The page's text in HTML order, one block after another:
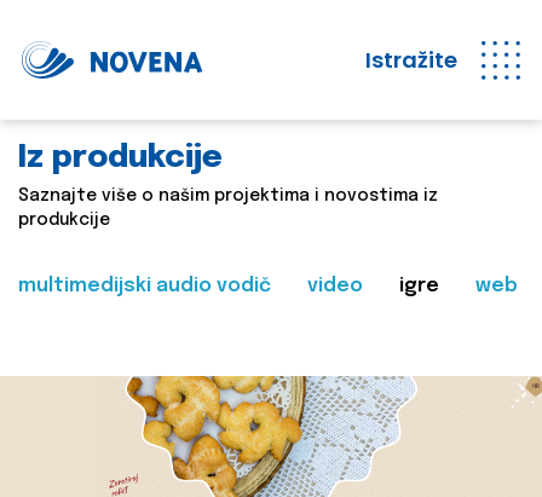
Istražite
Iz produkcije
Saznajte više o našim projektima i novostima iz
produkcije
multimedijski audio vodič video igre web